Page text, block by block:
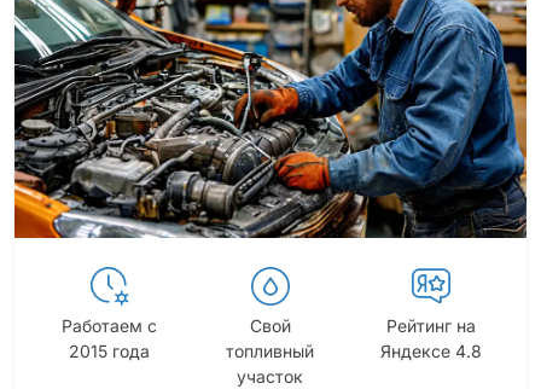
Работаем с
2015 года
Свой
топливный
участок
Рейтинг на
Яндексе 4.8